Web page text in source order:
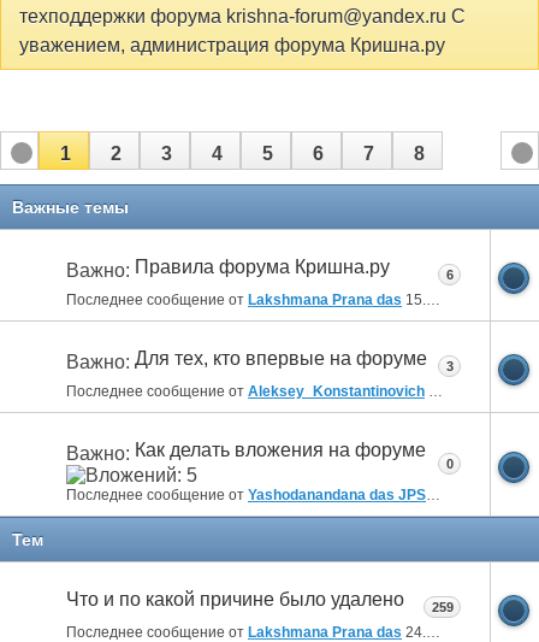
техподдержки форума krishna-forum@yandex.ru С
уважением, администрация форума Кришна.ру
1 2 3 4 5 6 7 8
Важные темы
Важно: Правила форума Кришна.ру
Последнее сообщение от Lakshmana Prana das 15.10.2019 09:38
6
Важно: Для тех, кто впервые на форуме
Последнее сообщение от Aleksey_Konstantinovich
3
Важно: Как делать вложения на форуме
Последнее сообщение от Yashodanandana das JPS12.02.2011
0
Тем
Что и по какой причине было удалено
Последнее сообщение от Lakshmana Prana das 24.04.2026 22:55
259